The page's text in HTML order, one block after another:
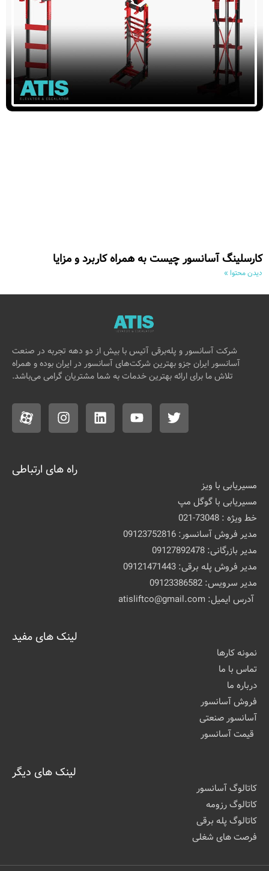
کارسلینگ آسانسور چیست به همراه کاربرد و مزایا
دیدن محتوا »
شرکت آسانسور و پله‌برقی آتیس با بیش از دو دهه تجربه در صنعت
آسانسور ایران جزو بهترین شرکت‌های آسانسور در ایران بوده و همراه
تلاش ما برای ارائه بهترین خدمات به شما مشتریان گرامی می‌باشد.
راه های ارتباطی
مسیریابی با ویز
مسیریابی با گوگل مپ
خط ویژه : 73048-021
مدیر فروش آسانسور: 09123752816
مدیر بازرگانی: 09127892478
مدیر فروش پله برقی: 09121471443
مدیر سرویس: 09123386582
آدرس ایمیل: atisliftco@gmail.com
لینک های مفید
نمونه کارها
تماس با ما
درباره ما
فروش آسانسور
آسانسور صنعتی
قیمت آسانسور
لینک های دیگر
کاتالوگ آسانسور
کاتالوگ رزومه
کاتالوگ پله برقی
فرصت های شغلی